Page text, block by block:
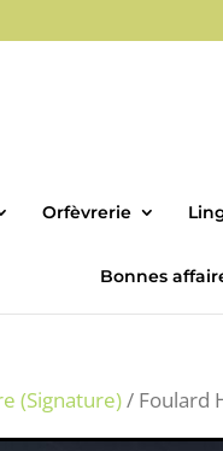
Orfèvrerie
Bonnes
(Signature)/ Foulard